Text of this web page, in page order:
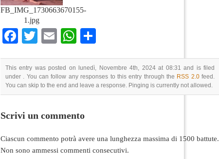
FB_IMG_1730663670155-
1.jpg
Facebook
TwitterEmailWhatsApp
This entry was posted on lunedì, Novembre 4th, 2024 at 08:31 and is filed
under . You can follow any responses to this entry through the RSS 2.0feed.
You can skip to the end and leave a response. Pinging is currently not allowed.
Scrivi un commento
Ciascun commento potrà avere una lunghezza massima di 1500 battute.
Non sono ammessi commenti consecutivi.